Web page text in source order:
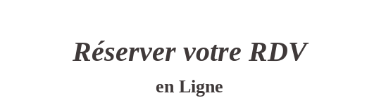
Réserver votre RDV
en Ligne